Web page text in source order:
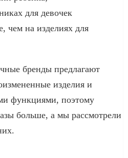
для девочек
чем на изделиях для
бренды предлагают
изделия и
функциями, поэтому
больше, а мы рассмотрели